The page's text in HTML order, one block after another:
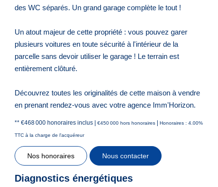
des WC séparés. Un grand garage complète le tout !
Un atout majeur de cette propriété : vous pouvez garer
plusieurs voitures en toute sécurité à l'intérieur de la
parcelle sans devoir utiliser le garage ! Le terrain est
entièrement clôturé.
Découvrez toutes les originalités de cette maison à vendre
en prenant rendez-vous avec votre agence Imm'Horizon.
** €468 000 honoraires inclus | €450 000 hors honoraires | Honoraires : 4.00%
TTC à la charge de l'acquéreur
Nos honoraires Nous contacter
Diagnostics énergétiques